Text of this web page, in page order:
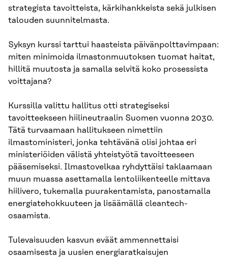
strategista tavoitteista, kärkihankkeista sekä julkisen
talouden suunnitelmasta.
Syksyn kurssi tarttui haasteista päivänpolttavimpaan:
miten minimoida ilmastonmuutoksen tuomat haitat,
hillitä muutosta ja samalla selvitä koko prosessista
voittajana?
Kurssilla valittu hallitus otti strategiseksi
tavoitteekseen hiilineutraalin Suomen vuonna 2030.
Tätä turvaamaan hallitukseen nimettiin
ilmastoministeri, jonka tehtävänä olisi johtaa eri
ministeriöiden välistä yhteistyötä tavoitteeseen
pääsemiseksi. Ilmastovelkaa ryhdyttäisi taklaamaan
muun muassa asettamalla lentoliikenteelle mittava
hiilivero, tukemalla puurakentamista, panostamalla
energiatehokkuuteen ja lisäämällä cleantech-
osaamista.
Tulevaisuuden kasvun eväät ammennettaisi
osaamisesta ja uusien energiaratkaisujen